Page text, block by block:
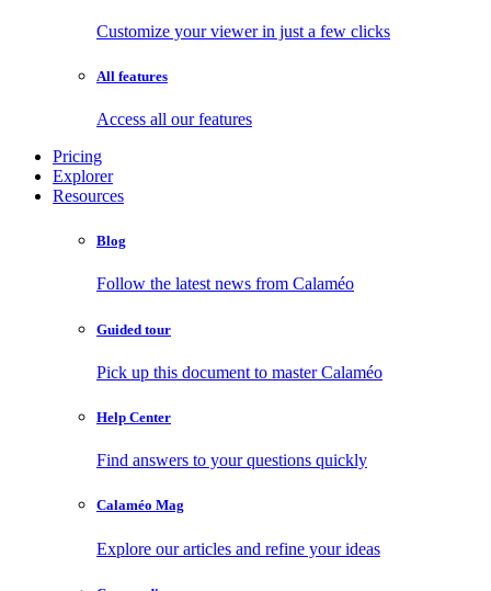
Customize your viewer in just a few clicks
All features
Access all our features
Pricing
Explorer
Resources
Blog
Follow the latest news from Calaméo
Guided tour
Pick up this document to master Calaméo
Help Center
Find answers to your questions quickly
Calaméo Mag
Explore our articles and refine your ideas